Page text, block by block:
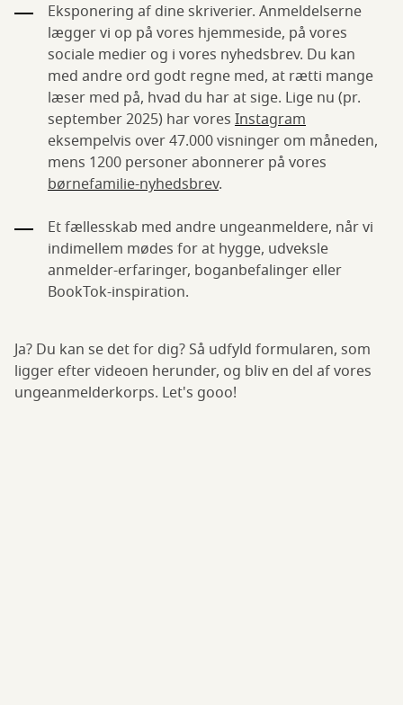
Eksponering af dine skriverier. Anmeldelserne
lægger vi op på vores hjemmeside, på vores
sociale medier og i vores nyhedsbrev. Du kan
med andre ord godt regne med, at rætti mange
læser med på, hvad du har at sige. Lige nu (pr.
september 2025) har vores Instagram
eksempelvis over 47.000 visninger om måneden,
mens 1200 personer abonnerer på vores
børnefamilie-nyhedsbrev.
Et fællesskab med andre ungeanmeldere, når vi
indimellem mødes for at hygge, udveksle
anmelder-erfaringer, boganbefalinger eller
BookTok-inspiration.
Ja? Du kan se det for dig? Så udfyld formularen, som
ligger efter videoen herunder, og bliv en del af vores
ungeanmelderkorps. Let's gooo!